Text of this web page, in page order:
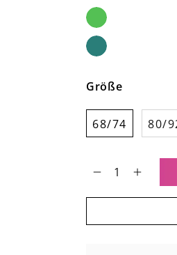
Hellpink
Limegreen
Größe
68/74 80/
Verringere
Baby
Erhöhe
Baby